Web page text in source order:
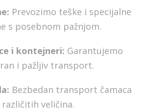
Prevozimo teške i specijalne
s posebnom pažnjom.
i kontejneri: Garantujemo
i pažljiv transport.
Bezbedan transport čamaca
različitih veličina.